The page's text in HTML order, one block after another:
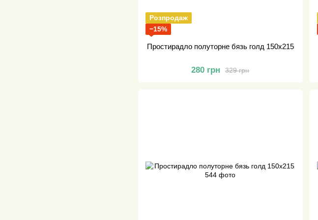
Розпродаж
−15%
Простирадло полуторне бязь голд 150х215
329 грн
280 грн